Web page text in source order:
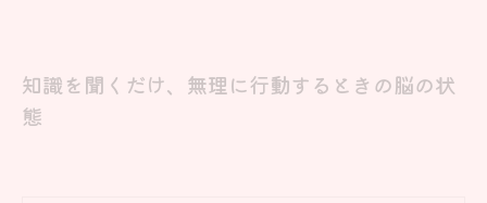
知識を聞くだけ、無理に行動するときの脳の状
態